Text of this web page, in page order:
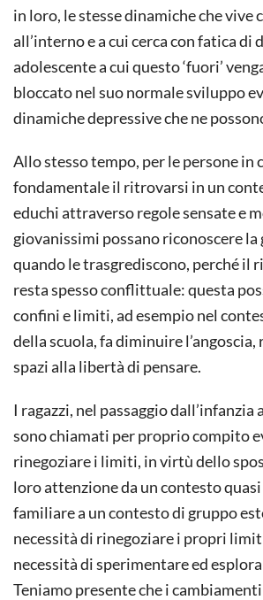
in loro, le stesse dinamiche che vive
all’interno e a cui cerca con fatica di
adolescente a cui questo ‘fuori’
bloccato nel suo normale sviluppo
dinamiche depressive che ne
Allo stesso tempo, per le persone in
fondamentale il ritrovarsi in un
educhi attraverso regole sensate e
giovanissimi possano riconoscere la
quando le trasgrediscono, perché il
resta spesso conflittuale: questa
confini e limiti, ad esempio nel
della scuola, fa diminuire l’angoscia,
spazi alla libertà di pensare.
I ragazzi, nel passaggio dall’infanzia
sono chiamati per proprio compito
rinegoziare i limiti, in virtù dello
loro attenzione da un contesto
familiare a un contesto di gruppo
necessità di rinegoziare i propri
necessità di sperimentare ed
Teniamo presente che i